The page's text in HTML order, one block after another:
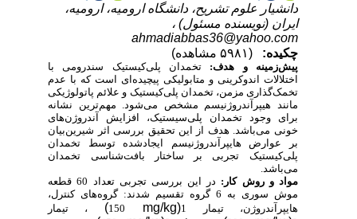
دانشیار علوم تشریح، دانشگاه ارومیه، ارومیه،
ایران (نویسنده مسئول) ،
ahmadiabbas36@yahoo.com
چکیده:
پیش‌زمینه و هدف:تخمدان پلی‌کیستیک سندرومی با
اختلالات اندوکرینی و متابولیکی پیچیده‌ای است که با عدم
تخمک‌گذاری مزمن، تخمدان پلی‌کیستیک و علائم پاتولوژیکی
مانند هیپرآندروژنیسم مشخص می‌شود. مهم‌ترین نشانه
برای وجود تخمدان پلی‌سیستیک، افزایش آندروژن‌های
خونی می‌باشد. هدف از این تحقیق بررسی اثر شیرین‌بیان
بر عوارض هایپرآندروژنیسم ایجادشده توسط تخمدان
پلی‌کیستیک تجربی بر ساختار بافت‌شناسی تخمدان
می‌باشد.
مواد و روش کار:
در این بررسی تجربی تعداد 60 قطعه
موش سوری به 6 گروه تقسیم شدند: گروه‌های کنترل،
هایپرآندروژن، تیمار
mg/kg)
150
(
، تیمار